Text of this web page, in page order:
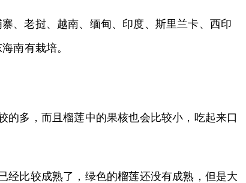
、老挝、越南、缅甸、印度、斯里兰卡、西印
南有栽培。
多，而且榴莲中的果核也会比较小，吃起来口
经比较成熟了，绿色的榴莲还没有成熟，但是大